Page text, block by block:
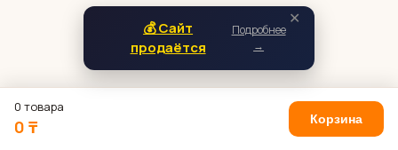
✕
💰 Сайт
продаётся
Подробнее
→
0 товара
0 ₸ Корзина